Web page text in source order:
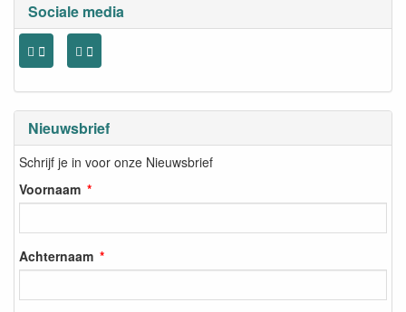
Sociale media
Nieuwsbrief
Schrijf je in voor onze Nieuwsbrief
Voornaam
Achternaam